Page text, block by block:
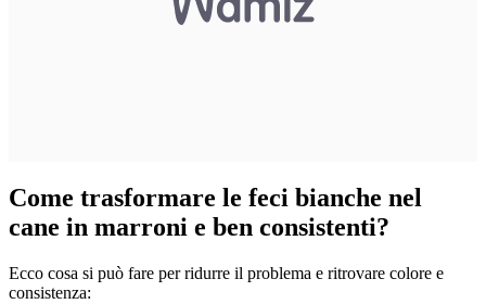
Come trasformare le feci bianche nel
cane in marroni e ben consistenti?
Ecco cosa si può fare per ridurre il problema e ritrovare colore e
consistenza: